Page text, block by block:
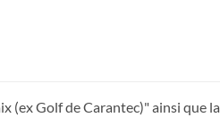
(ex Golf de Carantec)" ainsi que la